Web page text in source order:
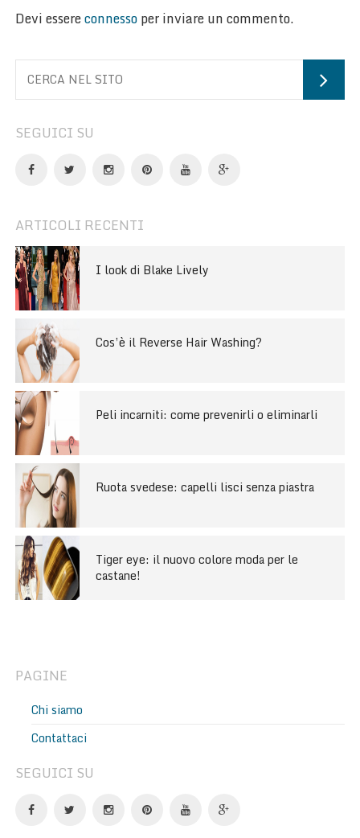
Devi essereconnessoper inviare un commento.
SEGUICI SU
ARTICOLI RECENTI
I look di Blake Lively
Cos’è il Reverse Hair Washing?
Peli incarniti: come prevenirli o eliminarli
Ruota svedese: capelli lisci senza piastra
Tiger eye: il nuovo colore moda per le
castane!
PAGINE
Chi siamo
Contattaci
SEGUICI SU